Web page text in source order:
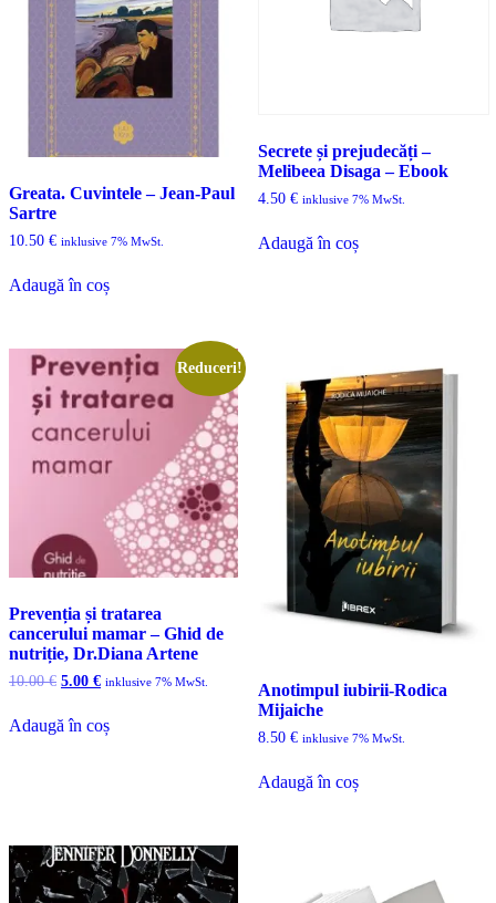
Greata. Cuvintele – Jean-Paul
Sartre
10.50 € inklusive 7% MwSt.
Adaugă în coș
Secrete și prejudecăți –
Melibeea Disaga – Ebook
4.50 € inklusive 7% MwSt.
Adaugă în coș
Reduceri!
Prevenția și tratarea
cancerului mamar – Ghid de
nutriție, Dr.Diana Artene
10.00€ Prețul
a
fost:
5.00 €Prețul
5.00 €.
inklusive 7% MwSt.
Adaugă în coș
Anotimpul iubirii-Rodica
Mijaiche
8.50 € inklusive 7% MwSt.
Adaugă în coș